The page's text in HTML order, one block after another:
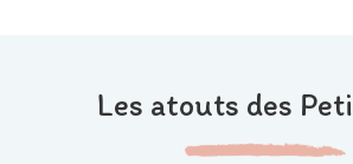
Les atouts des